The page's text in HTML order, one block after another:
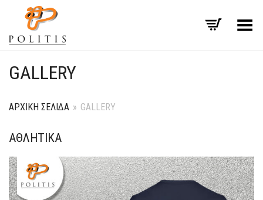
Εναλλαγή μενού
GALLERY
ΑΡΧΙΚΉ ΣΕΛΊΔΑ » GALLERY
ΑΘΛΗΤΙΚΆ